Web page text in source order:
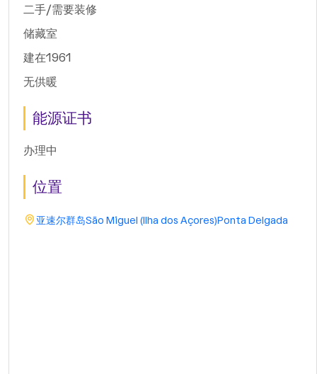
二手/需要装修
储藏室
建在1961
无供暖
能源证书
办理中
位置
亚速尔群岛São Miguel (Ilha dos Açores)Ponta Delgada